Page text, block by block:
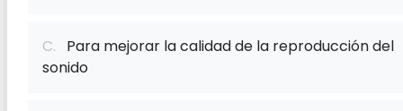
C. Para mejorar la calidad de la reproducción del
sonido